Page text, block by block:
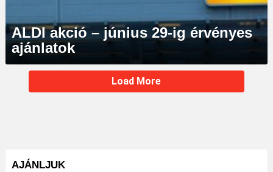
ALDI akció – június 29-ig érvényes
ajánlatok
MORE
STORIES
Load More
AJÁNLJUK